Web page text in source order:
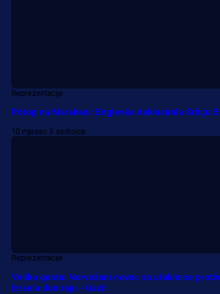
Reprezentacije
Potop na Marakani: Engleska deklasirala Srbiju
10 mjesec 3 sedmica
Reprezentacije
Velika gesta: Norvežani novac sa utakmice protiv
Izraela doniraju - Gazi!